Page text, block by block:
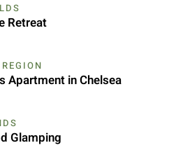
Retreat
Apartment in Chelsea
Glamping